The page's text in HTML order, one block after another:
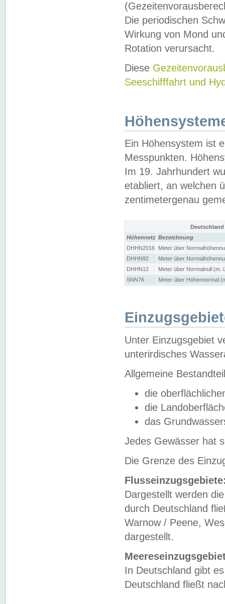
Die periodischen
Wirkung von Mond
Rotation verursacht.
Diese
Seeschifffahrt und
Ein Höhensystem ist
Messpunkten.
Im 19. Jahrhundert
etabliert, an welchen
zentimetergenau
Höhennetz Bezeichnung
DHHN2016
Meter über
DHHN92
Meter über
DHHN12
Meter über Normalnull (m.
SNN76
Meter über Höhennormal
Unter Einzugsgebiet
unterirdisches
Allgemeine
die
die
das
Jedes Gewässer hat
Die Grenze des
Dargestellt werden
durch Deutschland
Warnow / Peene,
dargestellt.
In Deutschland gibt
Deutschland fließt